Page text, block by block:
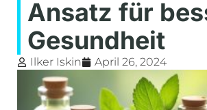
Ansatz für
Gesundheit
Ilker Iskin April 26, 2024